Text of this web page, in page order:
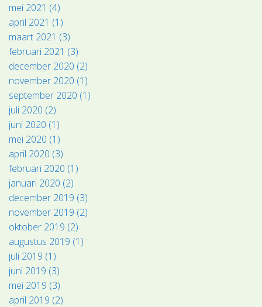
mei 2021 (4)
april 2021 (1)
maart 2021 (3)
februari 2021 (3)
december 2020 (2)
november 2020 (1)
september 2020 (1)
juli 2020 (2)
juni 2020 (1)
mei 2020 (1)
april 2020 (3)
februari 2020 (1)
januari 2020 (2)
december 2019 (3)
november 2019 (2)
oktober 2019 (2)
augustus 2019 (1)
juli 2019 (1)
juni 2019 (3)
mei 2019 (3)
april 2019 (2)